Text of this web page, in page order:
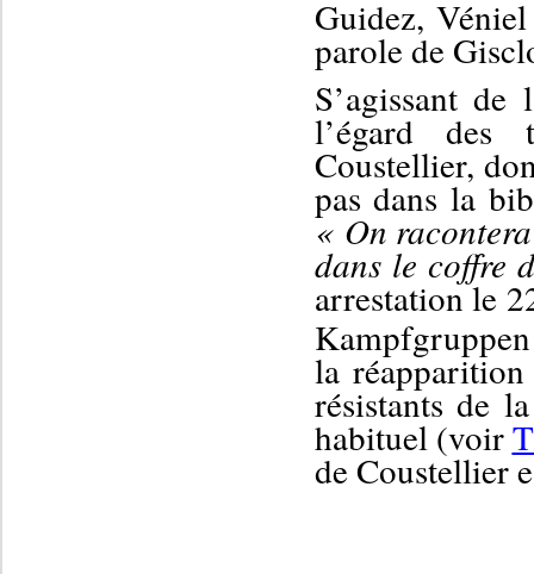
Guidez,
parole de
S’agissant de
l’égard des
Coustellier,
pas dans la
« On
dans le coffre
arrestationle
la
résistants de
habituel (voir
de Coustellier